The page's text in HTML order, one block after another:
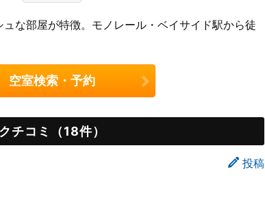
な部屋が特徴。モノレール・ベイサイド駅から徒
空室検索・予約
クチコミ（18件）
投稿